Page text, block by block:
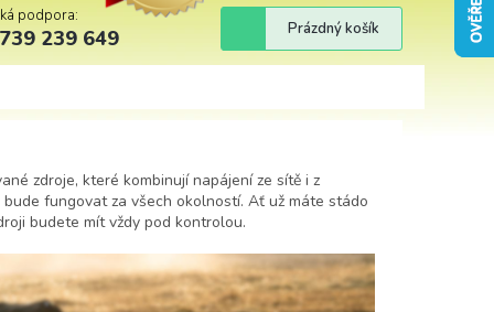
podpora:
239 649
Nákupní
košík
Prázdný košík
zdroje, které kombinují napájení ze sítě i z
fungovat za všech okolností. Ať už máte stádo
budete mít vždy pod kontrolou.